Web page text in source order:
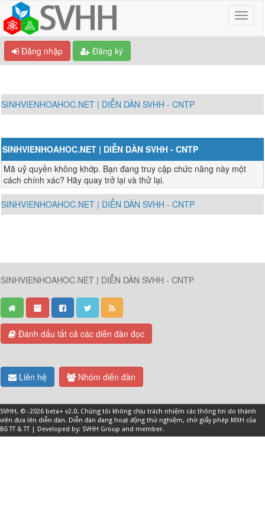
Đăng nhập Đăng ký
SINHVIENHOAHOC.NET | DIỄN DÀN SVHH - CNTP
SINHVIENHOAHOC.NET | DIỄN DÀN SVHH - CNTP
Mã uỷ quyền không khớp. Bạn đang truy cập chức năng này một
cách chính xác? Hãy quay trở lại và thử lại.
SINHVIENHOAHOC.NET | DIỄN DÀN SVHH - CNTP
SINHVIENHOAHOC.NET | DIỄN DÀN SVHH - CNTP
Đánh dấu tất cả các diễn đàn đọc
Liên hệ Nhóm diễn đàn
SVHH, © -2026 beta+ v2.0. Chúng tôi không chịu trách nhiệm các thông tin do thành
viên đưa lên diễn đàn. Diễn đàn đang hoạt động thử nghiệm, chờ giấy phép MXH của
Bộ TT & TT | Developed by: SVHH Group and member.